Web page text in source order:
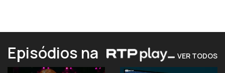
Episódios na VER TODOS